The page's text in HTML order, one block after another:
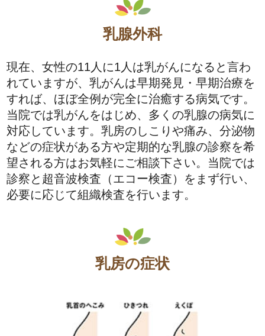
乳腺外科
現在、女性の11人に1人は乳がんになると言わ
れていますが、乳がんは早期発見・早期治療を
すれば、ほぼ全例が完全に治癒する病気です。
当院では乳がんをはじめ、多くの乳腺の病気に
対応しています。乳房のしこりや痛み、分泌物
などの症状がある方や定期的な乳腺の診察を希
望される方はお気軽にご相談下さい。当院では
診察と超音波検査（エコー検査）をまず行い、
必要に応じて組織検査を行います。
乳房の症状